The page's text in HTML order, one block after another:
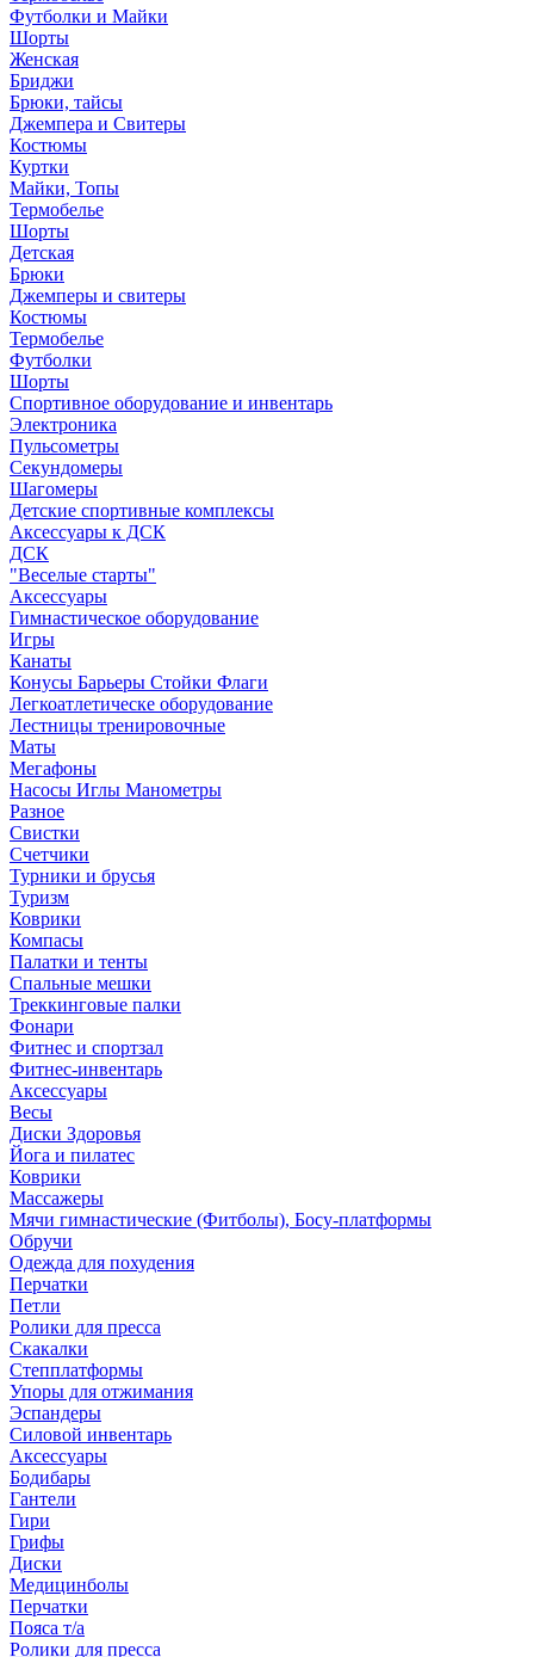
Футболки и Майки
Шорты
Женская
Бриджи
Брюки, тайсы
Джемпера и Свитеры
Костюмы
Куртки
Майки, Топы
Термобелье
Шорты
Детская
Брюки
Джемперы и свитеры
Костюмы
Термобелье
Футболки
Шорты
Спортивное оборудование и инвентарь
Электроника
Пульсометры
Секундомеры
Шагомеры
Детские спортивные комплексы
Аксессуары к ДСК
ДСК
"Веселые старты"
Аксессуары
Гимнастическое оборудование
Игры
Канаты
Конусы Барьеры Стойки Флаги
Легкоатлетическе оборудование
Лестницы тренировочные
Маты
Мегафоны
Насосы Иглы Манометры
Разное
Свистки
Счетчики
Турники и брусья
Туризм
Коврики
Компасы
Палатки и тенты
Спальные мешки
Треккинговые палки
Фонари
Фитнес и спортзал
Фитнес-инвентарь
Аксессуары
Весы
Диски Здоровья
Йога и пилатес
Коврики
Массажеры
Мячи гимнастические (Фитболы), Босу-платформы
Обручи
Одежда для похудения
Перчатки
Петли
Ролики для пресса
Скакалки
Степплатформы
Упоры для отжимания
Эспандеры
Силовой инвентарь
Аксессуары
Бодибары
Гантели
Гири
Грифы
Диски
Медицинболы
Перчатки
Пояса т/а
Ролики для пресса